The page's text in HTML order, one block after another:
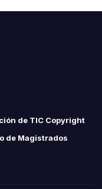
de TIC Copyright
de Magistrados